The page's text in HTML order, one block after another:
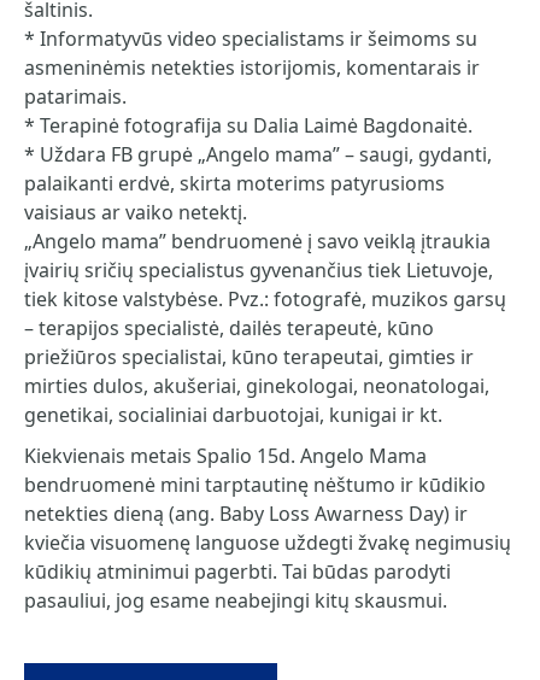
šaltinis.
* Informatyvūs video specialistams ir šeimoms su
asmeninėmis netekties istorijomis, komentarais ir
patarimais.
* Terapinė fotografija su Dalia Laimė Bagdonaitė.
* Uždara FB grupė „Angelo mama” – saugi, gydanti,
palaikanti erdvė, skirta moterims patyrusioms
vaisiaus ar vaiko netektį.
„Angelo mama” bendruomenė į savo veiklą įtraukia
įvairių sričių specialistus gyvenančius tiek Lietuvoje,
tiek kitose valstybėse. Pvz.: fotografė, muzikos garsų
– terapijos specialistė, dailės terapeutė, kūno
priežiūros specialistai, kūno terapeutai, gimties ir
mirties dulos, akušeriai, ginekologai, neonatologai,
genetikai, socialiniai darbuotojai, kunigai ir kt.
Kiekvienais metais Spalio 15d. Angelo Mama
bendruomenė mini tarptautinę nėštumo ir kūdikio
netekties dieną (ang. Baby Loss Awarness Day) ir
kviečia visuomenę languose uždegti žvakę negimusių
kūdikių atminimui pagerbti. Tai būdas parodyti
pasauliui, jog esame neabejingi kitų skausmui.